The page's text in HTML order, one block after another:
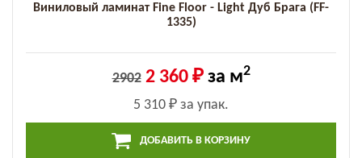
Виниловый ламинат Fine Floor - Light Дуб Брага (FF-
1335)
2902 2 360 ₽за м2
5 310 ₽ за упак.
ДОБАВИТЬ В КОРЗИНУ